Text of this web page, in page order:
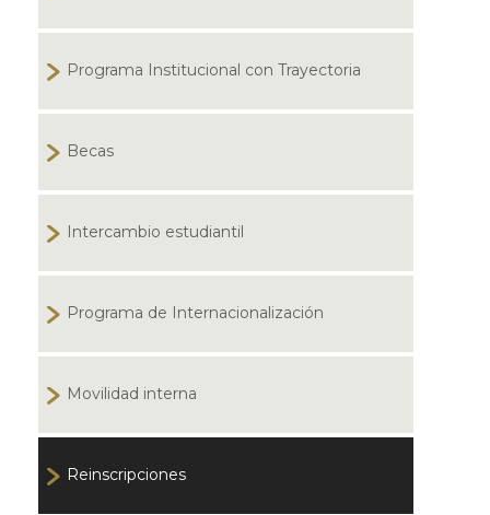
Programa Institucional con Trayectoria
Becas
Intercambio estudiantil
Programa de Internacionalización
Movilidad interna
Reinscripciones